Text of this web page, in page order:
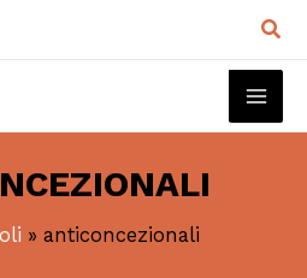
anticoncezionali